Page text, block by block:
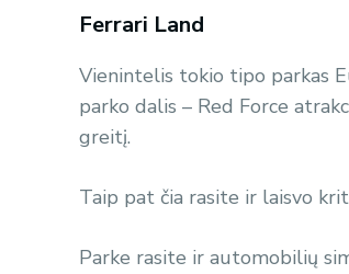
Ferrari Land
Vienintelis tokio tipo parkas
parko dalis – Red Force
greitį.
Taip pat čia rasite ir laisvo
Parke rasite ir automobilių